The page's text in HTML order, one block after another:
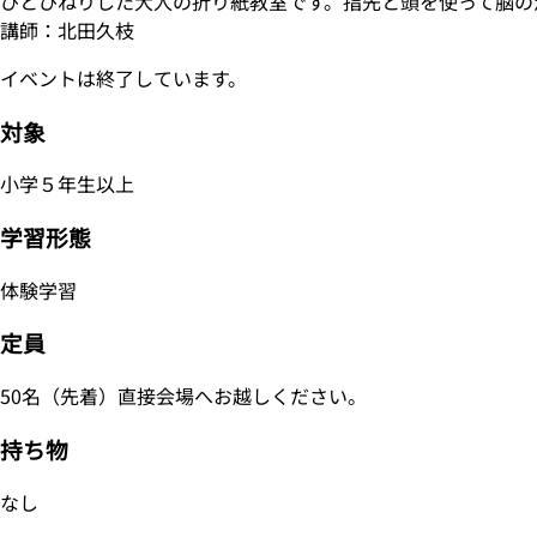
講師：北田久枝
イベントは終了しています。
対象
小学５年生以上
学習形態
体験学習
定員
50名（先着）直接会場へお越しください。
持ち物
なし